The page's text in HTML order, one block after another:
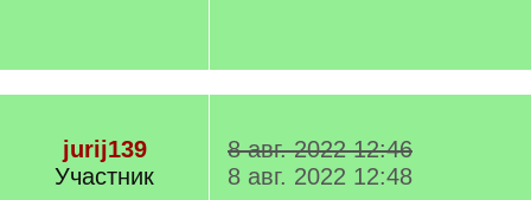
jurij139
Участник
8 авг. 2022 12:46
8 авг. 2022 12:48